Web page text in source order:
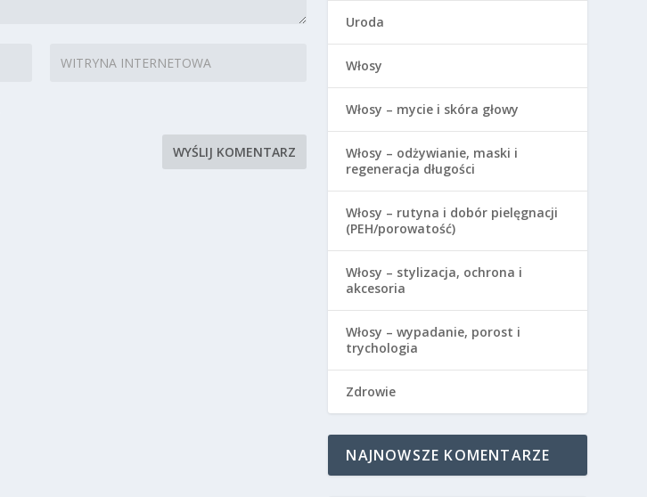
Uroda
Włosy
Włosy – mycie i skóra głowy
Włosy – odżywianie, maski i
regeneracja długości
Włosy – rutyna i dobór pielęgnacji
(PEH/porowatość)
Włosy – stylizacja, ochrona i
akcesoria
Włosy – wypadanie, porost i
trychologia
Zdrowie
NAJNOWSZE KOMENTARZE